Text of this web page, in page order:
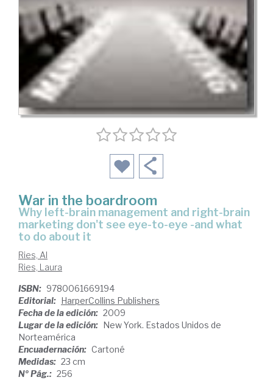
War in the boardroom
why left-brain management and right-brain
marketing don't see eye-to-eye -and what
to do about it
Ries, Al
Ries, Laura
ISBN: 9780061669194
Editorial: HarperCollins Publishers
Fecha de la edición: 2009
Lugar de la edición: New York. Estados Unidos de
Norteamérica
Encuadernación: Cartoné
Medidas: 23 cm
Nº Pág.: 256